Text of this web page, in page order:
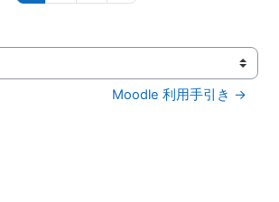
Moodle 利用手引き →